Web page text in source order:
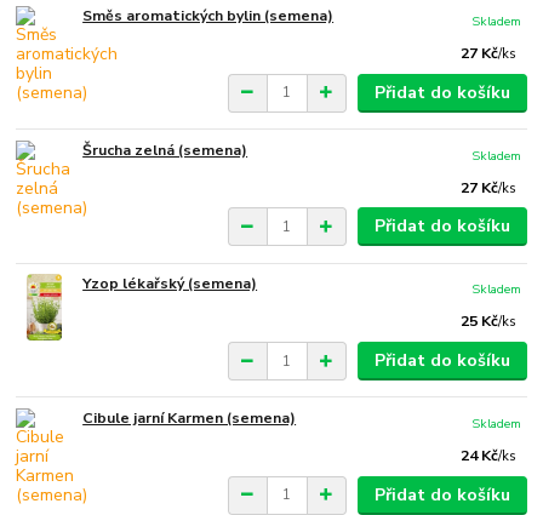
Směs aromatických bylin (semena)
27 Kč/ks
Skladem
Přidat do košíku
Šrucha zelná (semena)
27 Kč/ks
Skladem
Přidat do košíku
Yzop lékařský (semena)
25 Kč/ks
Skladem
Přidat do košíku
Cibule jarní Karmen (semena)
24 Kč/ks
Skladem
Přidat do košíku